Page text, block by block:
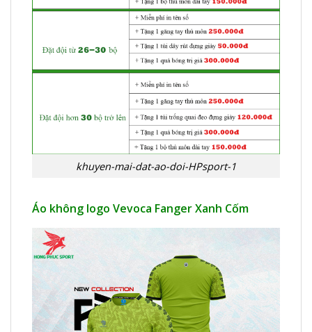
khuyen-mai-dat-ao-doi-HPsport-1
Áo không logo Vevoca Fanger Xanh Cốm